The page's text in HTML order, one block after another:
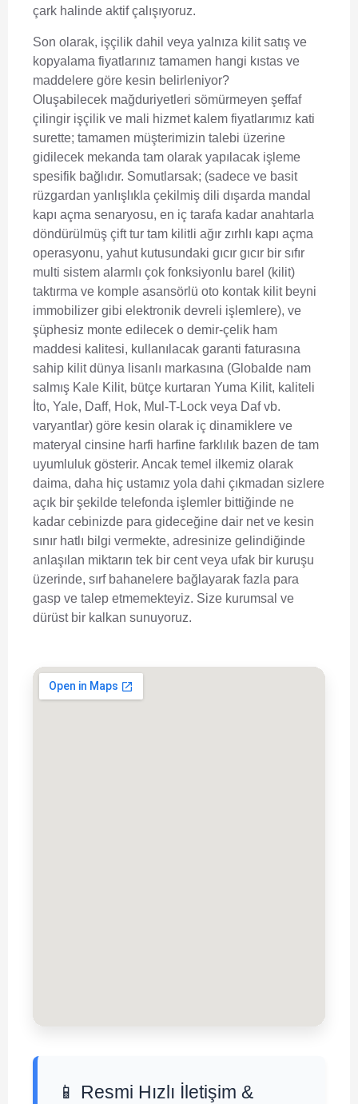
çark halinde aktif çalışıyoruz.
Son olarak, işçilik dahil veya yalnıza kilit satış ve
kopyalama fiyatlarınız tamamen hangi kıstas ve
maddelere göre kesin belirleniyor?
Oluşabilecek mağduriyetleri sömürmeyen şeffaf
çilingir işçilik ve mali hizmet kalem fiyatlarımız kati
surette; tamamen müşterimizin talebi üzerine
gidilecek mekanda tam olarak yapılacak işleme
spesifik bağlıdır. Somutlarsak; (sadece ve basit
rüzgardan yanlışlıkla çekilmiş dili dışarda mandal
kapı açma senaryosu, en iç tarafa kadar anahtarla
döndürülmüş çift tur tam kilitli ağır zırhlı kapı açma
operasyonu, yahut kutusundaki gıcır gıcır bir sıfır
multi sistem alarmlı çok fonksiyonlu barel (kilit)
taktırma ve komple asansörlü oto kontak kilit beyni
immobilizer gibi elektronik devreli işlemlere), ve
şüphesiz monte edilecek o demir-çelik ham
maddesi kalitesi, kullanılacak garanti faturasına
sahip kilit dünya lisanlı markasına (Globalde nam
salmış Kale Kilit, bütçe kurtaran Yuma Kilit, kaliteli
İto, Yale, Daff, Hok, Mul-T-Lock veya Daf vb.
varyantlar) göre kesin olarak iç dinamiklere ve
materyal cinsine harfi harfine farklılık bazen de tam
uyumluluk gösterir. Ancak temel ilkemiz olarak
daima, daha hiç ustamız yola dahi çıkmadan sizlere
açık bir şekilde telefonda işlemler bittiğinde ne
kadar cebinizde para gideceğine dair net ve kesin
sınır hatlı bilgi vermekte, adresinize gelindiğinde
anlaşılan miktarın tek bir cent veya ufak bir kuruşu
üzerinde, sırf bahanelere bağlayarak fazla para
gasp ve talep etmemekteyiz. Size kurumsal ve
dürüst bir kalkan sunuyoruz.
📱 Resmi Hızlı İletişim &